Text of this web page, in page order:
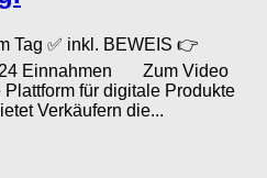
Tag ✅ inkl. BEWEIS 👉
Einnahmen Zum Video
für digitale Produkte
Verkäufern die...